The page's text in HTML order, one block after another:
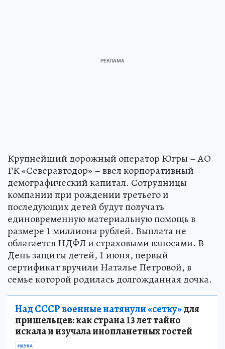
Крупнейший дорожный оператор Югры – АО
ГК «Северавтодор» – ввел корпоративный
демографический капитал. Сотрудницы
компании при рождении третьего и
последующих детей будут получать
единовременную материальную помощь в
размере 1 миллиона рублей. Выплата не
облагается НДФЛ и страховыми взносами. В
День защиты детей, 1 июня, первый
сертификат вручили Наталье Петровой, в
семье которой родилась долгожданная дочка.
Над СССР военные натянули «сетку»для
пришельцев: как страна 13 лет тайно
искала и изучала инопланетных гостей
НАУКА